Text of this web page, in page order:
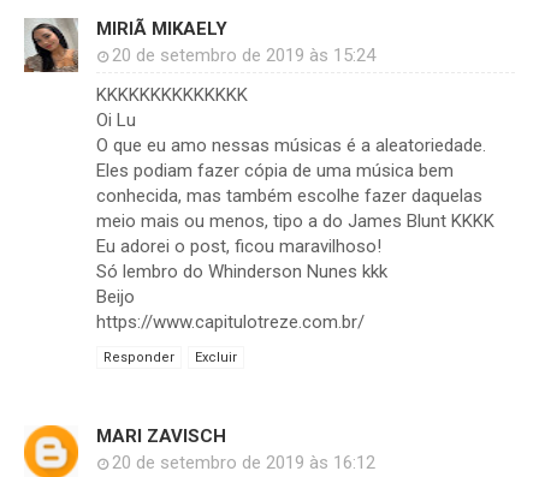
MIRIÃ MIKAELY
20 de setembro de 2019 às 15:24
KKKKKKKKKKKKKK
Oi Lu
O que eu amo nessas músicas é a aleatoriedade.
Eles podiam fazer cópia de uma música bem
conhecida, mas também escolhe fazer daquelas
meio mais ou menos, tipo a do James Blunt KKKK
Eu adorei o post, ficou maravilhoso!
Só lembro do Whinderson Nunes kkk
Beijo
https://www.capitulotreze.com.br/
Responder Excluir
MARI ZAVISCH
20 de setembro de 2019 às 16:12